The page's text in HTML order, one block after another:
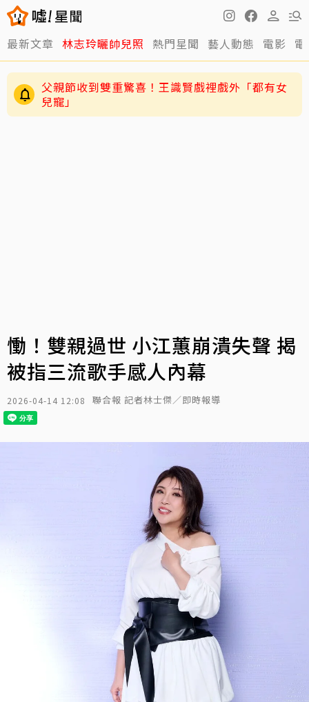
最新文章 林志玲曬帥兒照 熱門星聞 藝人動態 電影
父親節收到雙重驚喜！王識賢戲裡戲外「都有女
兒寵」
慟！雙親過世 小江蕙崩潰失聲 揭
被指三流歌手感人內幕
2026-04-14 12:08 聯合報 記者林士傑／即時報導